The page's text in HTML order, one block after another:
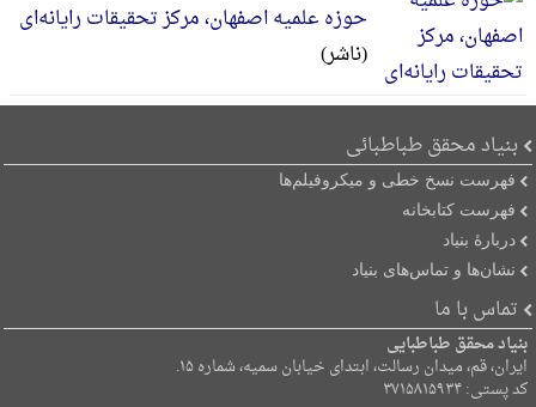
حوزه علمیه اصفهان، مرکز تحقیقات رایانه‌ای
(ناشر)
بنیاد محقق طباطبائی
فهرست نسخ خطی و میکروفیلم‌ها
فهرست کتابخانه
دربارۀ بنیاد
نشان‌ها و تماس‌های بنیاد
تماس با ما
بنیاد محقق طباطبایی
ایران، قم، میدان رسالت، ابتدای خیابان سمیه، شماره ۱۵.
کد پستی: ۳۷۱۵۸۱۵۹۳۴